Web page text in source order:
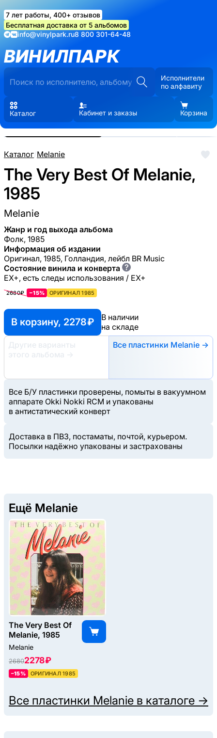
7 лет работы, 400+ отзывов
Бесплатная доставка от 5 альбомов
info@vinylpark.ru8 800 301-64-48
ВИНИЛПАРК
Исполнители
по алфавиту
Каталог Кабинет и заказы Корзина
Каталог/Melanie
The Very Best Of Melanie,
1985
Melanie
Жанр и год выхода альбома
Фолк, 1985
Информация об издании
Оригинал, 1985, Голландия, лейбл BR Music
Состояние винила и конверта ?
EX+, есть следы использования / EX+
2680₽ −15% ОРИГИНАЛ 1985
В корзину, 2278 ₽
В наличии
на складе
Другие варианты
этого альбома
→
Все пластинки Melanie →
Все Б/У пластинки проверены, помыты в вакуумном
аппарате Okki Nokki RCM и упакованы
в антистатический конверт
Доставка в ПВЗ, постаматы, почтой, курьером.
Посылки надёжно упакованы и застрахованы
Реальные фото пластинки.
Нажмите, чтобы увеличить
Ещё Melanie
The Very Best Of
Melanie, 1985
Melanie
26802278 ₽
–15% ОРИГИНАЛ 1985
Все пластинки Melanie в каталоге →